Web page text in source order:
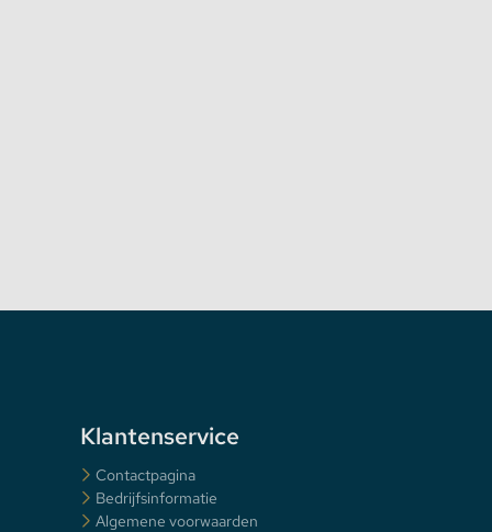
Klantenservice
Contactpagina
Bedrijfsinformatie
Algemene voorwaarden